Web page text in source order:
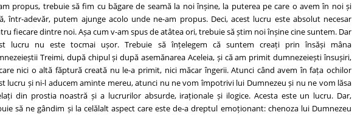
propus, trebuie să fim cu băgare de seamă la noi înșine, la puterea pe care o avem în noi și
într-adevăr, putem ajunge acolo unde ne-am propus. Deci, acest lucru este absolut necesar
fiecare dintre noi. Așa cum v-am spus de atâtea ori, trebuie să știm noi înșine cine suntem. Dar
lucru nu este tocmai ușor. Trebuie să înțelegem că suntem creați prin însăși mâna
Treimi, după chipul și după asemănarea Aceleia, și că am primit dumnezeiești însușiri,
nici o altă făptură creată nu le-a primit, nici măcar îngerii. Atunci când avem în fața ochilor
lucru și ni-l aducem aminte mereu, atunci nu ne vom împotrivi lui Dumnezeu și nu ne vom lăsa
din prostia noastră și a lucrurilor absurde, iraționale și ilogice. Acesta este un lucru. Dar,
să ne gândim și la celălalt aspect care este de-a dreptul emoționant: chenoza lui Dumnezeu